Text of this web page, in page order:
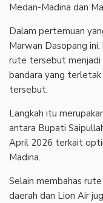
Medan-Madina dan
Dalam pertemuan
Marwan Dasopang
rute tersebut menjadi
bandara yang
tersebut.
Langkah itu
antara Bupati
April 2026 terkait
Madina.
Selain membahas
daerah dan Lion Air